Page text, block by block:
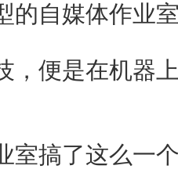
的自媒体作业
，便是在机器
室搞了这么一